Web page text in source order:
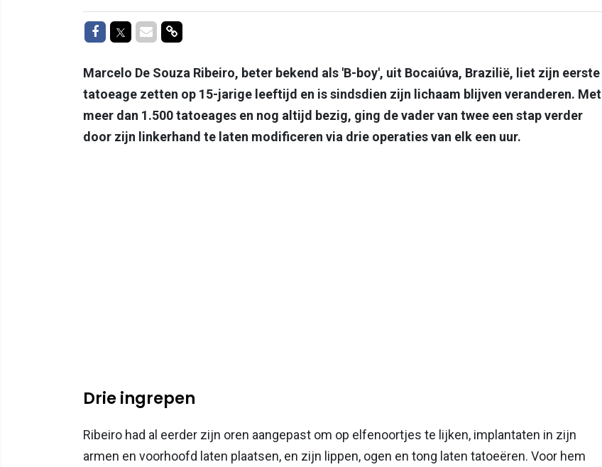
Delen op Facebook
Delen op Twitter
Delen via Mail
Delen via link
Marcelo De Souza Ribeiro, beter bekend als 'B-boy', uit Bocaiúva, Brazilië, liet zijn eerste
tatoeage zetten op 15-jarige leeftijd en is sindsdien zijn lichaam blijven veranderen. Met
meer dan 1.500 tatoeages en nog altijd bezig, ging de vader van twee een stap verder
door zijn linkerhand te laten modificeren via drie operaties van elk een uur.
Drie ingrepen
Ribeiro had al eerder zijn oren aangepast om op elfenoortjes te lijken, implantaten in zijn
armen en voorhoofd laten plaatsen, en zijn lippen, ogen en tong laten tatoeëren. Voor hem